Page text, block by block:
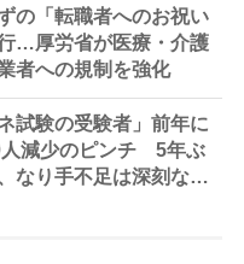
の「転職者へのお祝い
…厚労省が医療・介護
者への規制を強化
試験の受験者」前年に
人減少のピンチ 5年ぶ
なり手不足は深刻な状